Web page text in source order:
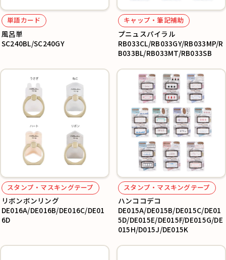
単語カード
風呂単
SC240BL/SC240GY
キャップ・筆記補助
プニュスパイラル
RB033CL/RB033GY/RB033MP/R
B033BL/RB033MT/RB033SB
スタンプ・マスキングテープ
リボンボンリング
DE016A/DE016B/DE016C/DE01
6D
スタンプ・マスキングテープ
ハンココデコ
DE015A/DE015B/DE015C/DE01
5D/DE015E/DE015F/DE015G/DE
015H/D015J/DE015K